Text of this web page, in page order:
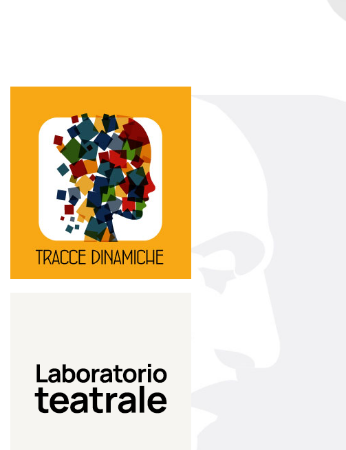
Tracce dinamiche
Tracce Dinamiche è una
rassegna di teatro
d’innovazione e sperimentale.
Continua
Laboratorio di teatro del
Teatro Eduardo de Filippo